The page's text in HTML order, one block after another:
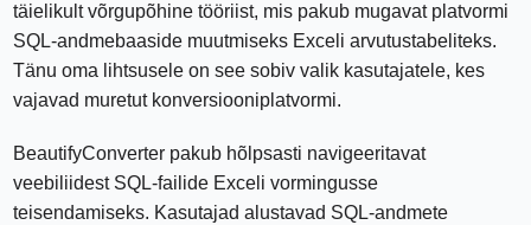
täielikult võrgupõhine tööriist, mis pakub mugavat platvormi
SQL-andmebaaside muutmiseks Exceli arvutustabeliteks.
Tänu oma lihtsusele on see sobiv valik kasutajatele, kes
vajavad muretut konversiooniplatvormi.
BeautifyConverter pakub hõlpsasti navigeeritavat
veebiliidest SQL-failide Exceli vormingusse
teisendamiseks. Kasutajad alustavad SQL-andmete